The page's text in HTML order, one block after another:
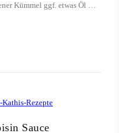
Kümmel ggf. etwas Öl …
Sauce